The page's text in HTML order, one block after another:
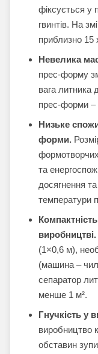
фіксується у
гвинтів. На
приблизно 15
Невелика
прес-форму
вага литника
прес-форми –
Низьке
форми.
та
досягнення
температури
виробництві.
(1×0,6 м),
(машина –
сепаратор
менше 1 м².
Гнучкість у
виробництво
обставин